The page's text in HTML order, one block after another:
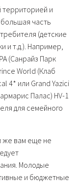
и
часть
(детские
и т.д.). Например,
(Санрайз Парк
World (Клаб
4* или Grand Yazici
Палас) HV-1
для семейного
же вам еще не
Молодые
и бюджетные